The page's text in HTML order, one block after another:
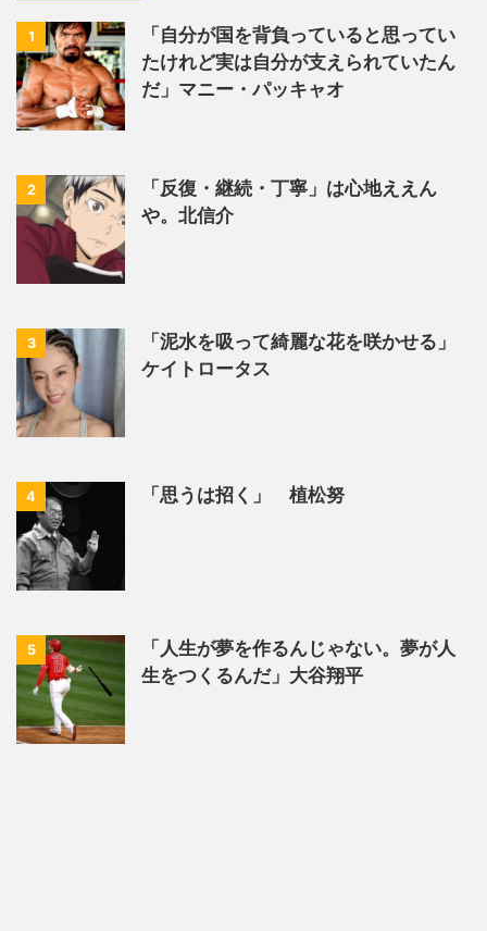
1
「自分が国を背負っていると思ってい
たけれど実は自分が支えられていたん
だ」マニー・パッキャオ
2
「反復・継続・丁寧」は心地ええん
や。北信介
3
「泥水を吸って綺麗な花を咲かせる」
ケイトロータス
4 「思うは招く」 植松努
5
「人生が夢を作るんじゃない。夢が人
生をつくるんだ」大谷翔平